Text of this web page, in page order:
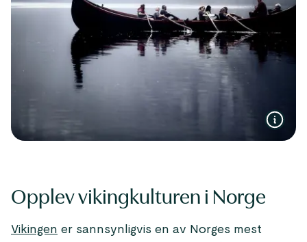
Opplev vikingkulturen i Norge
Vikingen er sannsynligvis en av Norges mest